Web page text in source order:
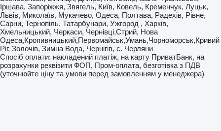
Іршава, Запоріжжя, Звягель, Київ, Ковель, Кременчук, Луцьк,
Львів, Миколаїв, Мукачево, Одеса, Полтава, Радехів, Рівне,
Сарни, Тернопіль, Татарбунари, Ужгород , Харків,
Хмельницький, Черкаси, Чернівці,Стрий, Нова
Одеса,Кропивницький,Первомайськ,Умань,Чорноморськ,Кривий
Ріг, Золочів, Зимна Вода, Чернігів, с. Черляни
Спосіб оплати: накладений платіж, на карту ПриватБанк, на
розрахунки реквізити ФОП, Пром-оплата, безготівка з ПДВ
(уточнюйте ціну та умови перед замовленням у менеджера)